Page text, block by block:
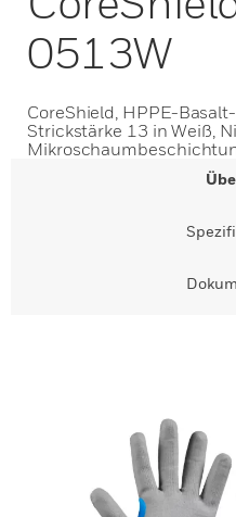
0513W
CoreShield, HPPE-
Strickstärke 13 in Weiß,